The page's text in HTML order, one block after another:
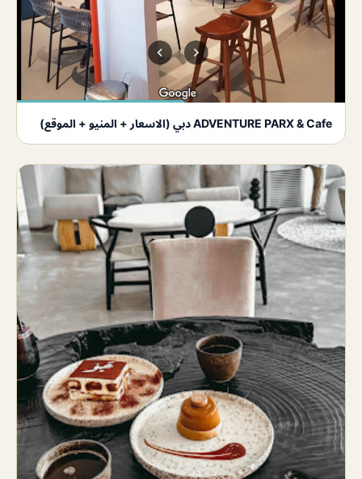
ADVENTURE PARX & Cafe دبي (الاسعار + المنيو + الموقع)